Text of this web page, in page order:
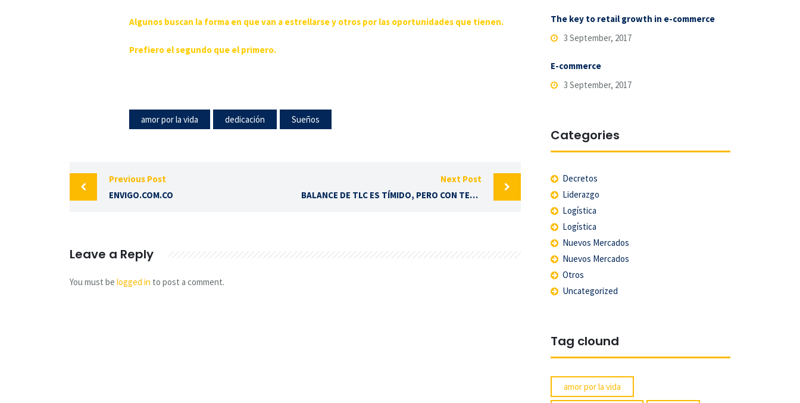
Algunos buscan la forma en que van a estrellarse y otros por las oportunidades que tienen.
Prefiero el segundo que el primero.
amor por la vida dedicación Sueños
Previous Post
ENVIGO.COM.CO
Next Post
BALANCE DE TLC ES TÍMIDO, PERO CON TENDENCIA A MEJORAR
Leave a Reply
You must be logged in to post a comment.
The key to retail growth in e-commerce
3 September, 2017
E-commerce
3 September, 2017
Categories
Decretos
Liderazgo
Logística
Logística
Nuevos Mercados
Nuevos Mercados
Otros
Uncategorized
Tag clound
amor por la vida